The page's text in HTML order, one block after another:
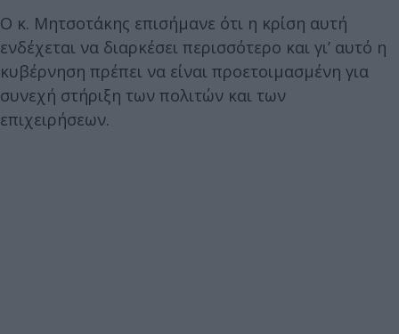
Ο κ. Μητσοτάκης επισήμανε ότι η κρίση αυτή
ενδέχεται να διαρκέσει περισσότερο και γι’ αυτό η
κυβέρνηση πρέπει να είναι προετοιμασμένη για
συνεχή στήριξη των πολιτών και των
επιχειρήσεων.